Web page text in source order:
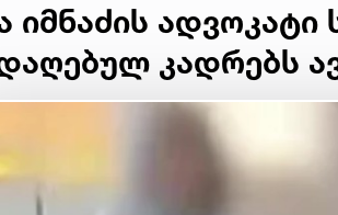
იმნაძის
კადრებს